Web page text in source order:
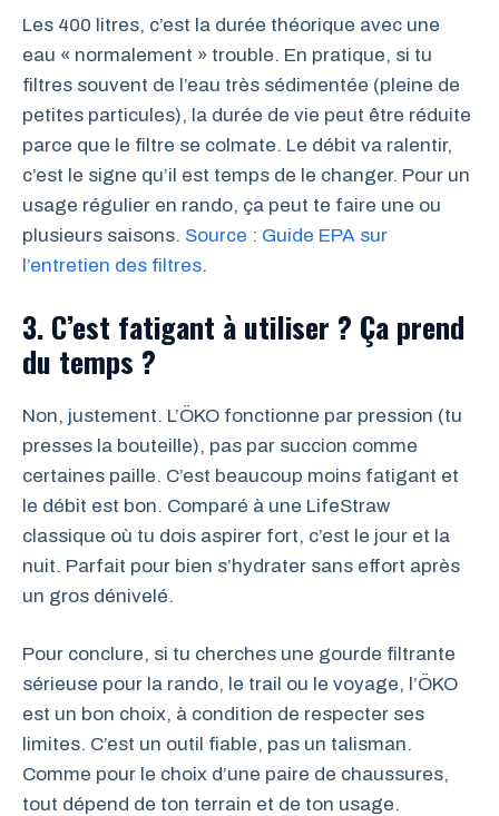
Les 400 litres, c’est la durée théorique avec une
eau « normalement » trouble. En pratique, si tu
filtres souvent de l’eau très sédimentée (pleine de
petites particules), la durée de vie peut être réduite
parce que le filtre se colmate. Le débit va ralentir,
c’est le signe qu’il est temps de le changer. Pour un
usage régulier en rando, ça peut te faire une ou
plusieurs saisons. Source : Guide EPA sur
l’entretien des filtres.
3. C’est fatigant à utiliser ? Ça prend
du temps ?
Non, justement. L’ÖKO fonctionne par pression (tu
presses la bouteille), pas par succion comme
certaines paille. C’est beaucoup moins fatigant et
le débit est bon. Comparé à une LifeStraw
classique où tu dois aspirer fort, c’est le jour et la
nuit. Parfait pour bien s’hydrater sans effort après
un gros dénivelé.
Pour conclure, si tu cherches une gourde filtrante
sérieuse pour la rando, le trail ou le voyage, l’ÖKO
est un bon choix, à condition de respecter ses
limites. C’est un outil fiable, pas un talisman.
Comme pour le choix d’une paire de chaussures,
tout dépend de ton terrain et de ton usage.